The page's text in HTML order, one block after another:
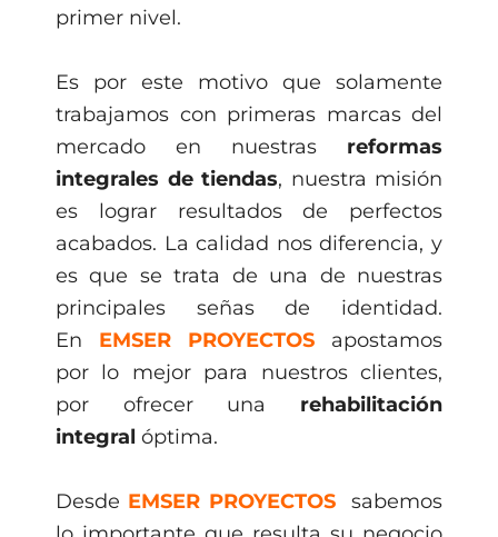
primer nivel.
Es por este motivo que solamente
trabajamos con primeras marcas del
mercado en nuestras
reformas
integrales de tiendas, nuestra misión
es lograr resultados de perfectos
acabados. La calidad nos diferencia, y
es que se trata de una de nuestras
principales señas de identidad.
En EMSER PROYECTOS
apostamos
por lo mejor para nuestros clientes,
por ofrecer una rehabilitación
integral óptima.
Desde EMSER PROYECTOS
sabemos